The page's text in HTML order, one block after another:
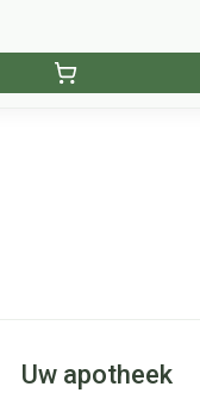
Uw apotheek